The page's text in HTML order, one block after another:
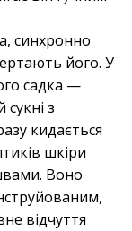
синхронно
його. У
садка —
з
кидається
шкіри
Воно
відчуття